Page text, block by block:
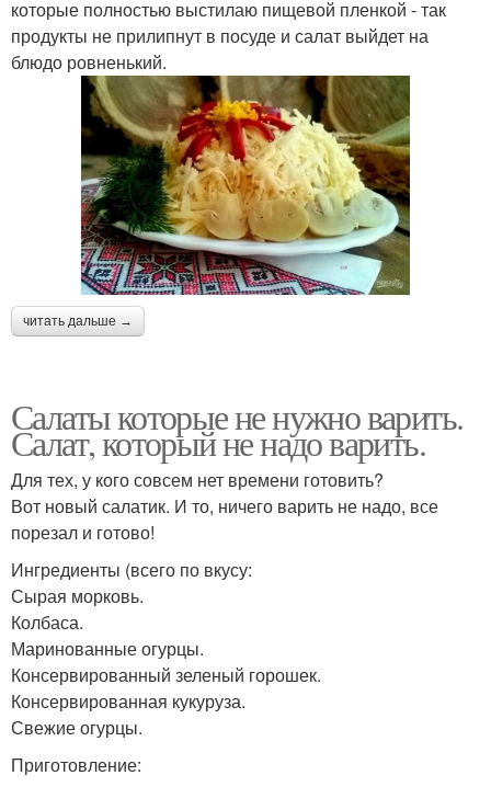
которые полностью выстилаю пищевой пленкой - так
продукты не прилипнут в посуде и салат выйдет на
блюдо ровненький.
читать дальше →
Салаты которые не нужно варить.
Салат, который не надо варить.
Для тех, у кого совсем нет времени готовить?
Вот новый салатик. И то, ничего варить не надо, все
порезал и готово!
Ингредиенты (всего по вкусу:
Сырая морковь.
Колбаса.
Маринованные огурцы.
Консервированный зеленый горошек.
Консервированная кукуруза.
Свежие огурцы.
Приготовление: